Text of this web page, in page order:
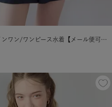
ショルダーフリルオールインワン/ワンピース水着【メール便可／100】